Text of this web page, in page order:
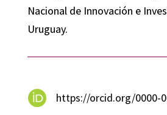
Nacional de Innovación e
Uruguay.
https://orcid.org/0000-